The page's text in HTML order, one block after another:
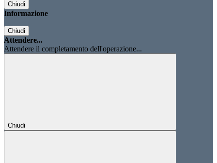
Chiudi
Informazione
Chiudi
Attendere...
Attendere il completamento dell'operazione...
Chiudi